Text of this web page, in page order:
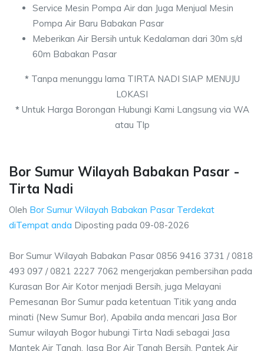
Service Mesin Pompa Air dan Juga Menjual Mesin
Pompa Air Baru Babakan Pasar
Meberikan Air Bersih untuk Kedalaman dari 30m s/d
60m Babakan Pasar
*Tanpa menunggu lama TIRTA NADI SIAP MENUJU
LOKASI
*Untuk Harga Borongan Hubungi Kami Langsung via WA
atau Tlp
Bor Sumur Wilayah Babakan Pasar -
Tirta Nadi
Oleh Bor Sumur Wilayah Babakan Pasar Terdekat
diTempat anda Diposting pada 09-08-2026
Bor Sumur Wilayah Babakan Pasar 0856 9416 3731 / 0818
493 097 / 0821 2227 7062 mengerjakan pembersihan pada
Kurasan Bor Air Kotor menjadi Bersih, juga Melayani
Pemesanan Bor Sumur pada ketentuan Titik yang anda
minati (New Sumur Bor), Apabila anda mencari Jasa Bor
Sumur wilayah Bogor hubungi Tirta Nadi sebagai Jasa
Mantek Air Tanah, Jasa Bor Air Tanah Bersih, Pantek Air